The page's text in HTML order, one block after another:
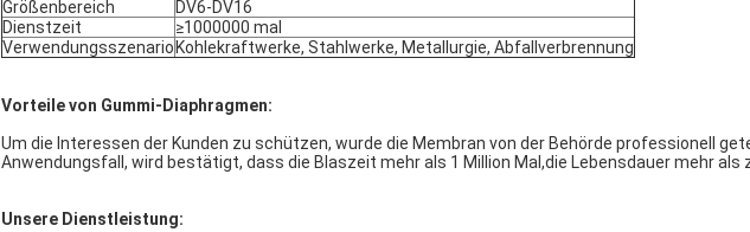
Größenbereich
DV6-DV16
Dienstzeit
≥1000000 mal
Verwendungsszenario Kohlekraftwerke, Stahlwerke, Metallurgie, Abfallverbrennung
Vorteile von Gummi-Diaphragmen:
Um die Interessen der Kunden zu schützen, wurde die Membran von der Behörde professionell
Anwendungsfall, wird bestätigt, dass die Blaszeit mehr als 1 Million Mal,die Lebensdauer mehr als
Unsere Dienstleistung: